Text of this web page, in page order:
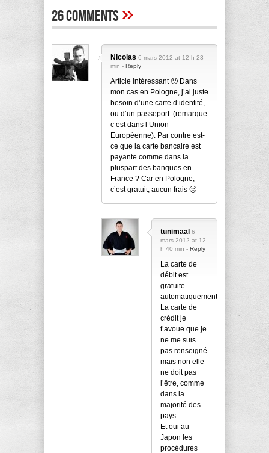
26 Comments»
Nicolas 6 mars 2012 at 12 h 23
min - Reply
Article intéressant 🙂 Dans
mon cas en Pologne, j’ai juste
besoin d’une carte d’identité,
ou d’un passeport. (remarque
c’est dans l’Union
Européenne). Par contre est-
ce que la carte bancaire est
payante comme dans la
pluspart des banques en
France ? Car en Pologne,
c’est gratuit, aucun frais 🙂
tunimaal 6
mars 2012 at 12
h 40 min - Reply
La carte de
débit est
gratuite
automatiquement.
La carte de
crédit je
t’avoue que je
ne me suis
pas renseigné
mais non elle
ne doit pas
l’être, comme
dans la
majorité des
pays.
Et oui au
Japon les
procédures